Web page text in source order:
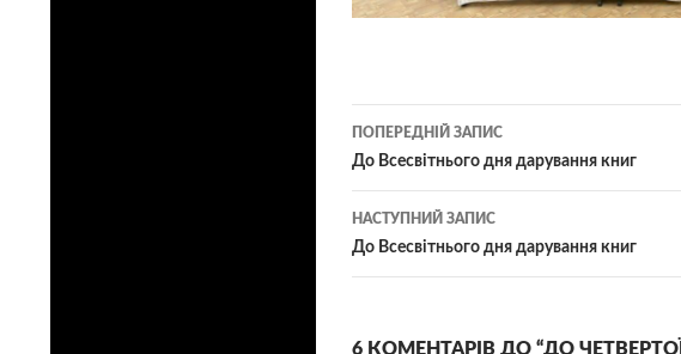
Навігація
по
записам
ПОПЕРЕДНІЙ ЗАПИС
До Всесвітнього дня дарування книг
НАСТУПНИЙ ЗАПИС
До Всесвітнього дня дарування книг
6 КОМЕНТАРІВ ДО “ДО